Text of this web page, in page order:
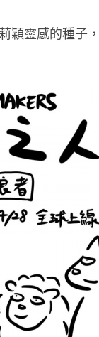
穎靈感的種子